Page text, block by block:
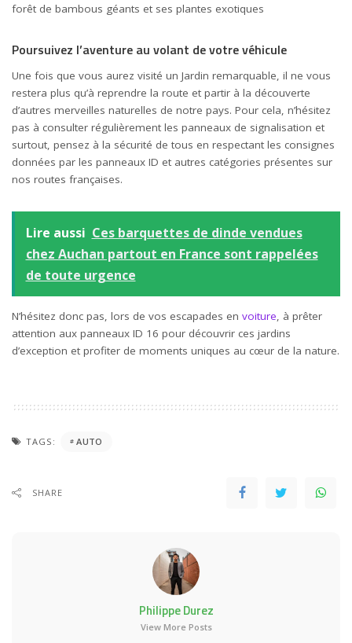
forêt de bambous géants et ses plantes exotiques
Poursuivez l’aventure au volant de votre véhicule
Une fois que vous aurez visité un Jardin remarquable, il ne vous
restera plus qu’à reprendre la route et partir à la découverte
d’autres merveilles naturelles de notre pays. Pour cela, n’hésitez
pas à consulter régulièrement les panneaux de signalisation et
surtout, pensez à la sécurité de tous en respectant les consignes
données par les panneaux ID et autres catégories présentes sur
nos routes françaises.
Lire aussi Ces barquettes de dinde vendues
chez Auchan partout en France sont rappelées
de toute urgence
N’hésitez donc pas, lors de vos escapades en voiture , à prêter
attention aux panneaux ID 16 pour découvrir ces jardins
d’exception et profiter de moments uniques au cœur de la nature.
TAGS: AUTO
SHARE
Philippe Durez
View More Posts